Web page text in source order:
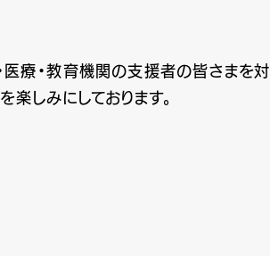
療・教育機関の支援者の皆さまを
しみにしております。